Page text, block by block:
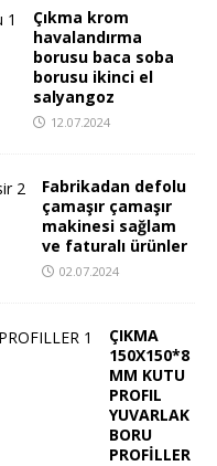
Çıkma krom
havalandırma
borusu baca soba
borusu ikinci el
salyangoz
12.07.2024
Fabrikadan defolu
çamaşır çamaşır
makinesi sağlam
ve faturalı ürünler
02.07.2024
ÇIKMA
150X150*8
MM KUTU
PROFIL
YUVARLAK
BORU
PROFİLLER